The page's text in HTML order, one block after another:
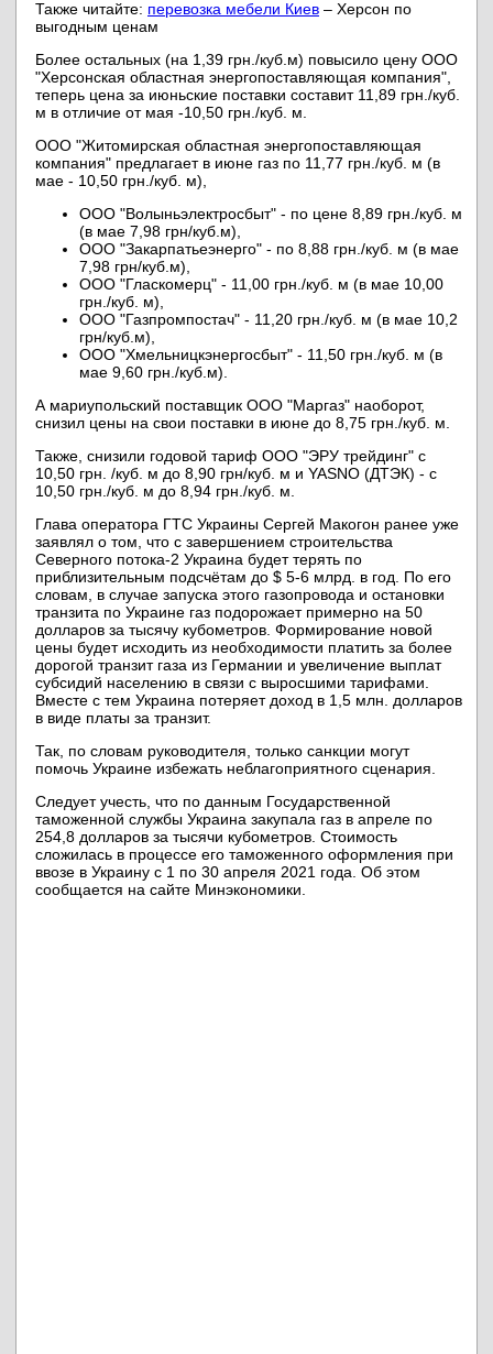
Также читайте: перевозка мебели Киев – Херсон по
выгодным ценам
Более остальных (на 1,39 грн./куб. м) повысило цену ООО
"Херсонская областная энергопоставляющая компания",
теперь цена за июньские поставки составит 11,89 грн./куб.
м в отличие от мая -10,50 грн./куб. м.
ООО "Житомирская областная энергопоставляющая
компания" предлагает в июне газ по 11,77 грн./куб. м (в
мае - 10,50 грн./куб. м),
ООО "Волыньэлектросбыт" - по цене 8,89 грн./куб. м
(в мае 7,98 грн/куб.м),
ООО "Закарпатьеэнерго" - по 8,88 грн./куб. м (в мае
7,98 грн/куб.м),
ООО "Гласкомерц" - 11,00 грн./куб. м (в мае 10,00
грн./куб. м),
ООО "Газпромпостач" - 11,20 грн./куб. м (в мае 10,2
грн/куб.м),
ООО "Хмельницкэнергосбыт" - 11,50 грн./куб. м (в
мае 9,60 грн./куб.м).
А мариупольский поставщик ООО "Маргаз" наоборот,
снизил цены на свои поставки в июне до 8,75 грн./куб. м.
Также, снизили годовой тариф ООО "ЭРУ трейдинг" с
10,50 грн. /куб. м до 8,90 грн/куб. м и YASNO (ДТЭК) - с
10,50 грн./куб. м до 8,94 грн./куб. м.
Глава оператора ГТС Украины Сергей Макогон ранее уже
заявлял о том, что с завершением строительства
Северного потока-2 Украина будет терять по
приблизительным подсчётам до $ 5-6 млрд. в год. По его
словам, в случае запуска этого газопровода и остановки
транзита по Украине газ подорожает примерно на 50
долларов за тысячу кубометров. Формирование новой
цены будет исходить из необходимости платить за более
дорогой транзит газа из Германии и увеличение выплат
субсидий населению в связи с выросшими тарифами.
Вместе с тем Украина потеряет доход в 1,5 млн. долларов
в виде платы за транзит.
Так, по словам руководителя, только санкции могут
помочь Украине избежать неблагоприятного сценария.
Следует учесть, что по данным Государственной
таможенной службы Украина закупала газ в апреле по
254,8 долларов за тысячи кубометров. Стоимость
сложилась в процессе его таможенного оформления при
ввозе в Украину с 1 по 30 апреля 2021 года. Об этом
сообщается на сайте Минэкономики.